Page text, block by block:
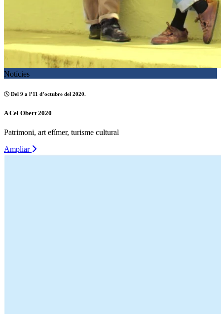
Notícies
Del 9 a l’11 d’octubre del 2020.
A Cel Obert 2020
Patrimoni, art efímer, turisme cultural
Ampliar